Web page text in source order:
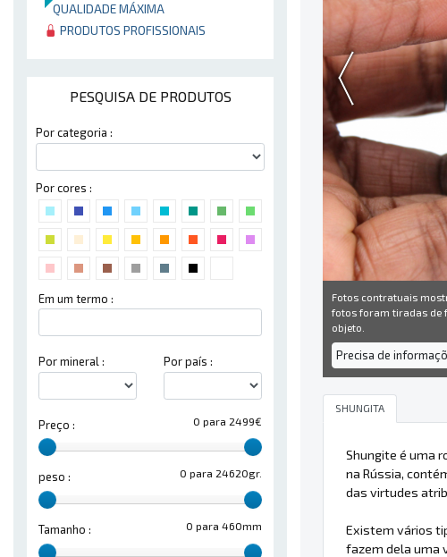
QUALIDADE MÁXIMA
PRODUTOS PROFISSIONAIS
PESQUISA DE PRODUTOS
Por categoria :
Por cores :
Em um termo :
Por mineral : Por país :
0 para 2499€
Preço :
0 para 24620gr.
peso :
0 para 460mm
Tamanho :
Fotos contratuais
fotos foram tiradas de
objeto.
Precisa de
SHUNGITA
Shungite é uma
na Rússia,
das virtudes
Existem vários
fazem dela uma